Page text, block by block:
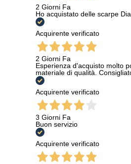
2 Giorni Fa
Ho acquistato delle scarpe
Acquirente verificato
2 Giorni Fa
Esperienza d'acquisto molto
materiale di qualità.
Acquirente verificato
3 Giorni Fa
Buon servizio
Acquirente verificato